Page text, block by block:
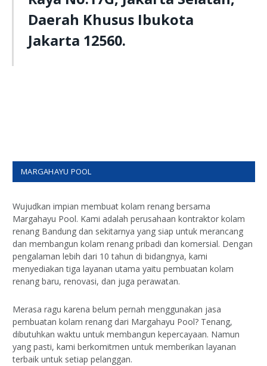
Daerah Khusus Ibukota
Jakarta 12560.
MARGAHAYU POOL
Wujudkan impian membuat kolam renang bersama
Margahayu Pool. Kami adalah perusahaan kontraktor kolam
renang Bandung dan sekitarnya yang siap untuk merancang
dan membangun kolam renang pribadi dan komersial. Dengan
pengalaman lebih dari 10 tahun di bidangnya, kami
menyediakan tiga layanan utama yaitu pembuatan kolam
renang baru, renovasi, dan juga perawatan.
Merasa ragu karena belum pernah menggunakan jasa
pembuatan kolam renang dari Margahayu Pool? Tenang,
dibutuhkan waktu untuk membangun kepercayaan. Namun
yang pasti, kami berkomitmen untuk memberikan layanan
terbaik untuk setiap pelanggan.